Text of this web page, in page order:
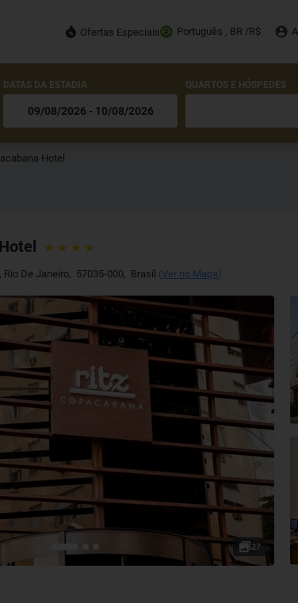
Ofertas Especiais Português , BR /R$
DATAS DA ESTADIA QUARTOS E HÓSPEDES
Hotel
, Rio De Janeiro, 57035-000, Brasil (Ver no Mapa)
27